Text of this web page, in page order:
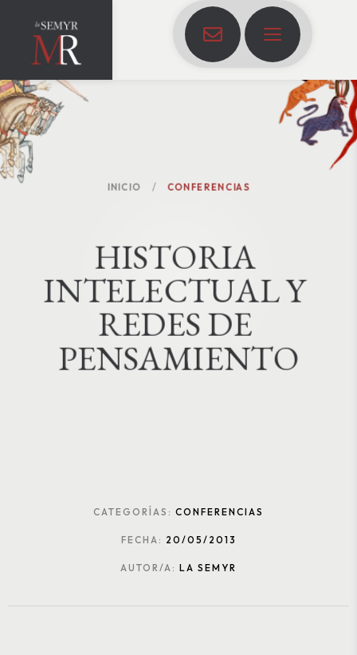
INICIO CONFERENCIAS
HISTORIA
INTELECTUALY
REDESDE
PENSAMIENTO
CATEGORÍAS: CONFERENCIAS
FECHA: 20/05/2013
AUTOR/A: LA SEMYR